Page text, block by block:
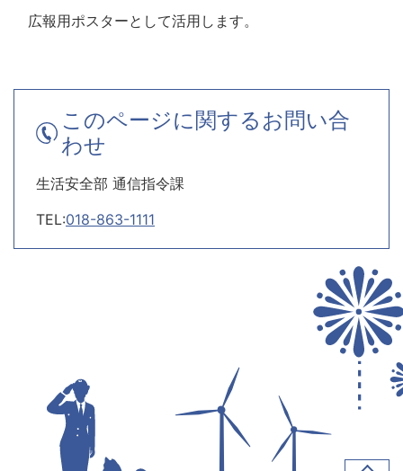
広報用ポスターとして活用します。
このページに関するお問い合
わせ
生活安全部 通信指令課
TEL:018-863-1111